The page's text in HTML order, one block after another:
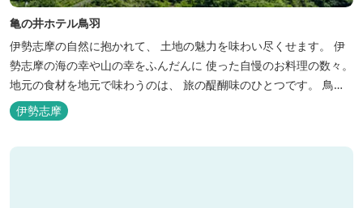
亀の井ホテル鳥羽
伊勢志摩の自然に抱かれて、 土地の魅力を味わい尽くせます。 伊
勢志摩の海の幸や山の幸をふんだんに 使った自慢のお料理の数々。
地元の食材を地元で味わうのは、 旅の醍醐味のひとつです。 鳥羽
湾の潮風を感じる露天風呂や 広々としたテラス付きのお部屋。 行
き交うフェリーをのんびり眺めて、 日常をちょっと忘れるひと時を
伊勢志摩